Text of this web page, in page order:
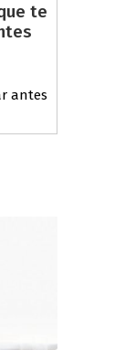
te
antes